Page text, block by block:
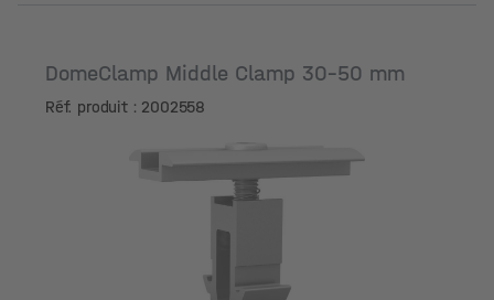
DomeClamp Middle Clamp 30-50 mm
Réf. produit : 2002558